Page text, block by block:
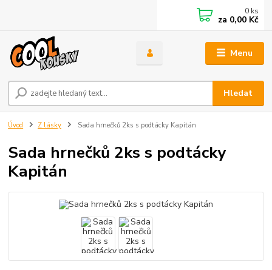
Menu
Hledat
0 ks
za 0,00 Kč
Úvod Z lásky Sada hrnečků 2ks s podtácky Kapitán
Sada hrnečků 2ks s podtácky
Kapitán